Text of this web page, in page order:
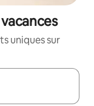
uniques sur
flèches vers le